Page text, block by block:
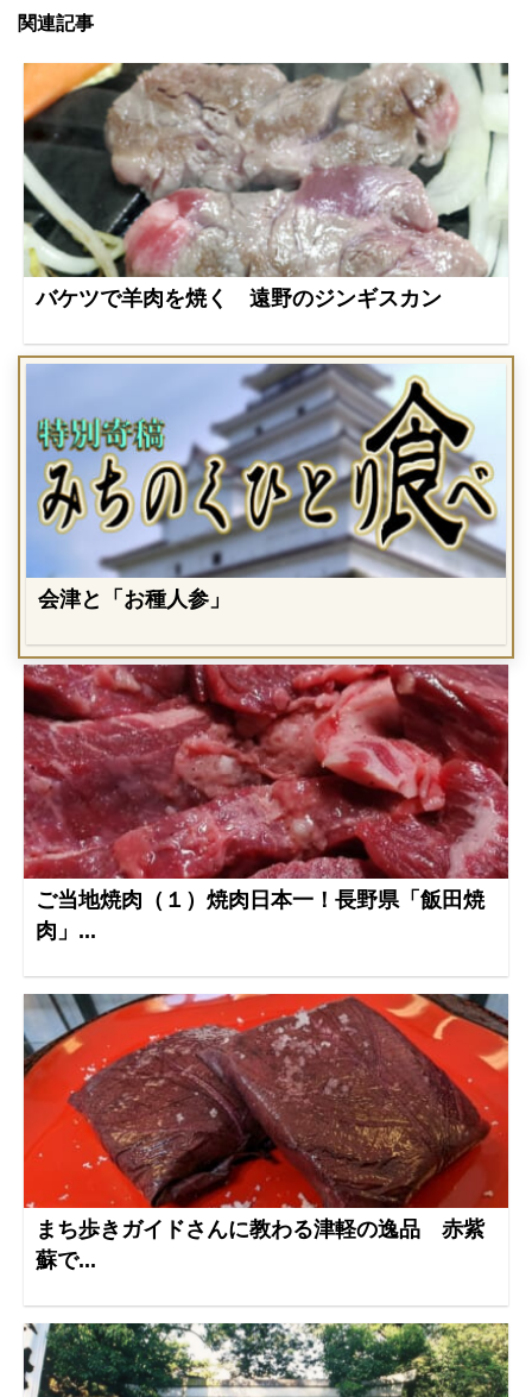
関連記事
バケツで羊肉を焼く 遠野のジンギスカン
会津と「お種人参」
ご当地焼肉（１）焼肉日本一！長野県「飯田焼
肉」...
まち歩きガイドさんに教わる津軽の逸品 赤紫
蘇で...